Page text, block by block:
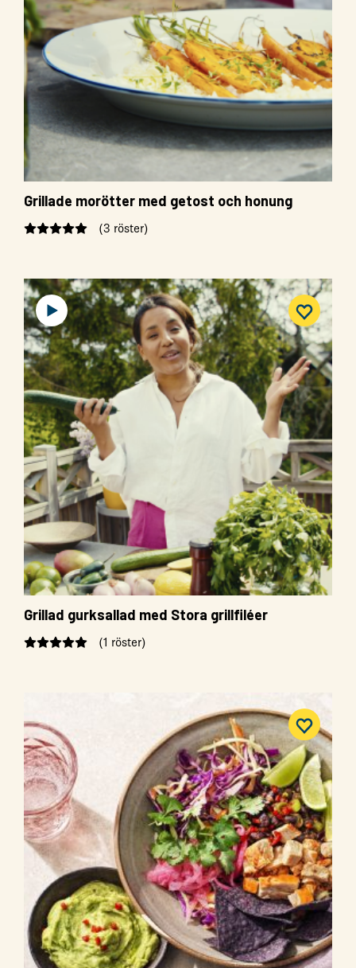
Grillade morötter med getost och honung
(3 röster)
Grillad gurksallad med Stora grillfiléer
(1 röster)